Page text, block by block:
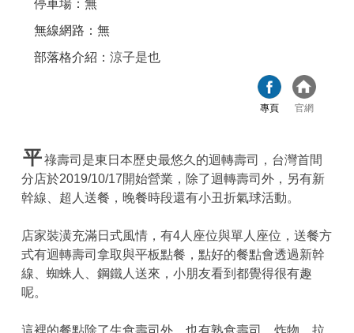
停車場：無
無線網路：無
部落格介紹： 涼子是也
專頁 官網
平祿壽司是東日本歷史最悠久的迴轉壽司，台灣首間
分店於2019/10/17開始營業，除了迴轉壽司外，另有新
幹線、超人送餐，晚餐時段還有小丑折氣球活動。
店家裝潢充滿日式風情，有4人座位與單人座位，送餐方
式有迴轉壽司拿取與平板點餐，點好的餐點會透過新幹
線、蜘蛛人、鋼鐵人送來，小朋友看到都覺得很有趣
呢。